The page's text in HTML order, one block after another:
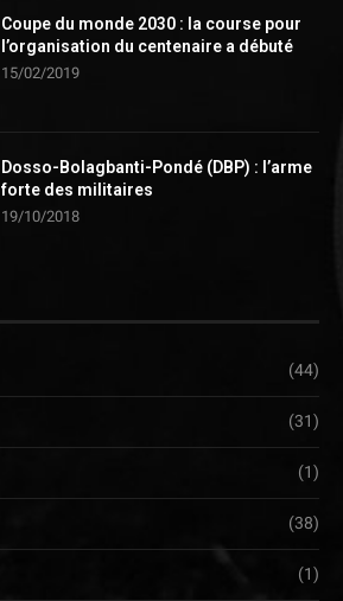
Coupe du monde 2030 : la course pour
l’organisation du centenaire a débuté
15/02/2019
Dosso-Bolagbanti-Pondé (DBP) : l’arme
forte des militaires
19/10/2018
(44)
(31)
(1)
(38)
(1)